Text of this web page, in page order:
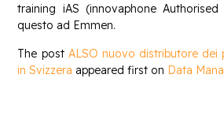
training iAS (innovaphone Authorised
questo ad Emmen.
The post ALSO nuovo distributore dei
in Svizzera appeared first on Data